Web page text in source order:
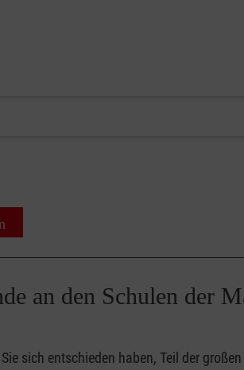
an den Schulen der
sich entschieden haben, Teil der